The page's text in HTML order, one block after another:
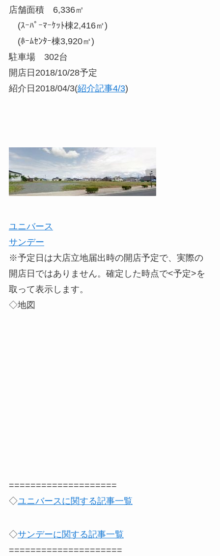
店舗面積 6,336㎡
(ｽｰﾊﾟｰﾏｰｹｯﾄ棟2,416㎡)
(ﾎｰﾑｾﾝﾀｰ棟3,920㎡)
駐車場 302台
開店日2018/10/28予定
紹介日2018/04/3(紹介記事4/3)
ユニバース
サンデー
※予定日は大店立地届出時の開店予定で、実際の
開店日ではありません。確定した時点で<予定>を
取って表示します。
◇地図
====================
◇ユニバースに関する記事一覧
◇サンデーに関する記事一覧
=====================